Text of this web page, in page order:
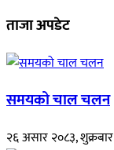
ताजा अपडेट
समयको चाल चलन
२६ असार २०८३, शुक्रबार